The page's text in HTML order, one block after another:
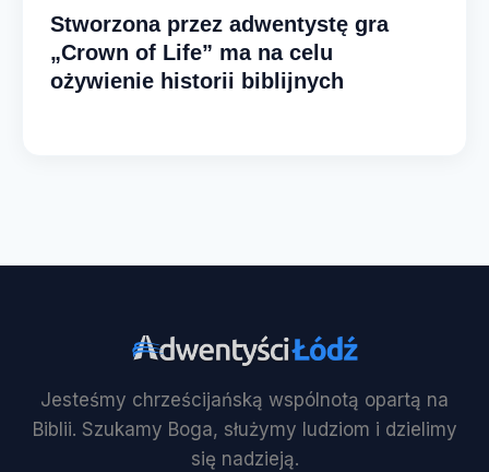
Stworzona przez adwentystę gra
„Crown of Life” ma na celu
ożywienie historii biblijnych
Jesteśmy chrześcijańską wspólnotą opartą na
Biblii. Szukamy Boga, służymy ludziom i dzielimy
się nadzieją.